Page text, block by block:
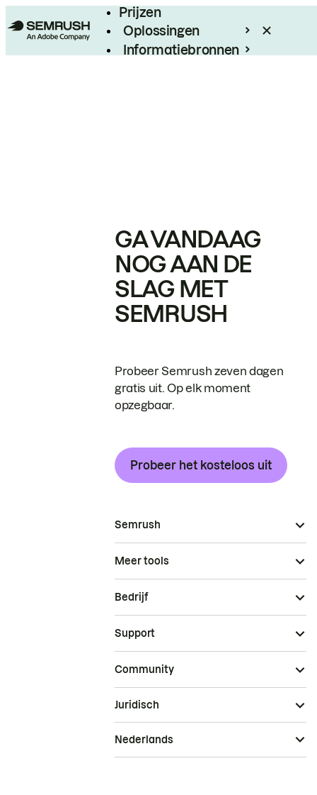
Prijzen
Oplossingen
Informatiebronnen
GA VANDAAG
NOG AAN DE
SLAG MET
SEMRUSH
Probeer Semrush zeven dagen
gratis uit. Op elk moment
opzegbaar.
Probeer het kosteloos uit
Semrush
Meer tools
Bedrijf
Support
Community
Juridisch
Nederlands